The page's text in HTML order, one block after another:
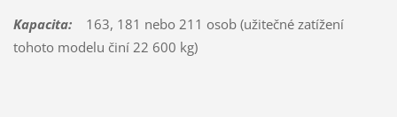
Kapacita:163, 181 nebo 211 osob (užitečné zatížení
tohoto modelu činí 22 600 kg)